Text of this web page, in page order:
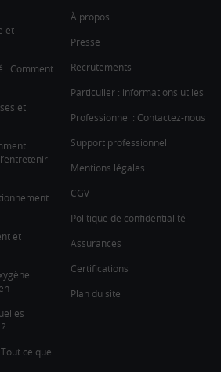
et
: Comment
et
et
:
ce que
À propos
Presse
Recrutements
Particulier : informations utiles
Professionnel : Contactez-nous
Support professionnel
Mentions légales
CGV
Politique de confidentialité
Assurances
Certifications
Plan du site